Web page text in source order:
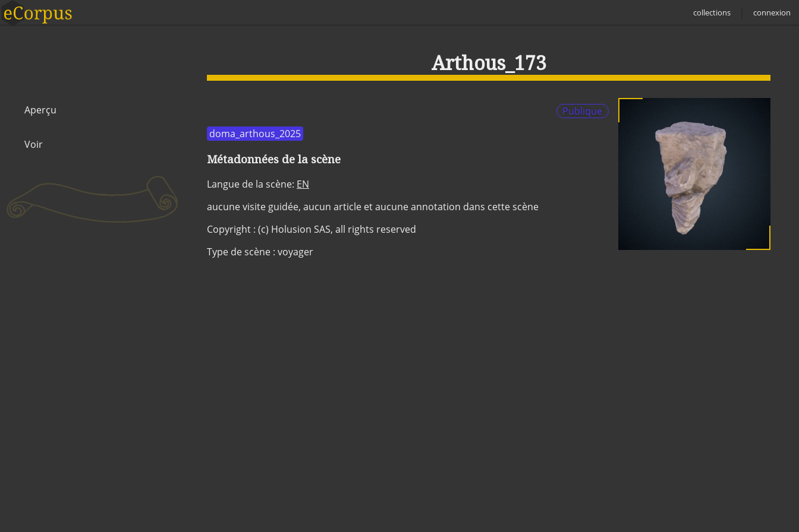
collections connexion
Arthous_173
Aperçu
Voir
Publique
doma_arthous_2025
Métadonnées de la scène
Langue de la scène: EN
aucune visite guidée, aucun article et aucune annotation dans cette scène
Copyright : (c) Holusion SAS, all rights reserved
Type de scène : voyager